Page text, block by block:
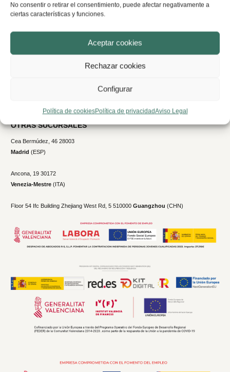
No consentir o retirar el consentimiento, puede afectar negativamente a
ciertas características y funciones.
Aceptar cookies
Rechazar cookies
Configurar
Política de cookiesPolítica de privacidadAviso Legal
Panamá, 1-1ª. Oficinas 03205 Elche (Alicante)
info@abogados-rs.es
En julio y septiembre
De lunes a viernes de 8:00h a 15:00h
De lunes a viernes de 09:00h a 12:00h
OTRAS SUCURSALES
Cea Bermúdez, 46 28003
Madrid (ESP)
Ancona, 19 30172
Venezia-Mestre (ITA)
Floor 54 Ifc Building Zhejiang West Rd, 5 510000 Guangzhou (CHN)